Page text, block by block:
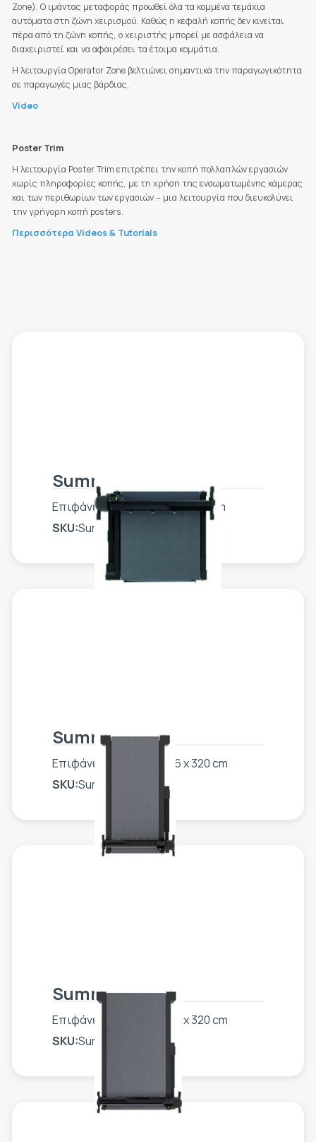
Zone). Ο ιμάντας μεταφοράς προωθεί όλα τα κομμένα τεμάχια
αυτόματα στη ζώνη χειρισμού. Καθώς η κεφαλή κοπής δεν κινείται
πέρα από τη ζώνη κοπής, ο χειριστής μπορεί με ασφάλεια να
διαχειριστεί και να αφαιρέσει τα έτοιμα κομμάτια.
Η λειτουργία Operator Zone βελτιώνει σημαντικά την παραγωγικότητα
σε παραγωγές μιας βάρδιας.
Video
Poster Trim
H λειτουργία Poster Trim επιτρέπει την κοπή πολλαπλών εργασιών
χωρίς πληροφορίες κοπής, με τη χρήση της ενσωματωμένης κάμερας
και των περιθωρίων των εργασιών – μια λειτουργία που διευκολύνει
την γρήγορη κοπή posters.
Περισσότερα Videos & Tutorials
Summa F1612
Επιφάνεια εργασίας 160 x 120 cm
SKU:Summa F1612
Summa F1432
Επιφάνεια εργασίας 136 x 320 cm
SKU:Summa F1432
Summa F1832
Επιφάνεια εργασίας 184 x 320 cm
SKU:Summa F1832